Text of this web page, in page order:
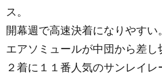
ス。
開幕週で高速決着になりやす
エアソミュールが中団から差し
２着に１１番人気のサンレイ